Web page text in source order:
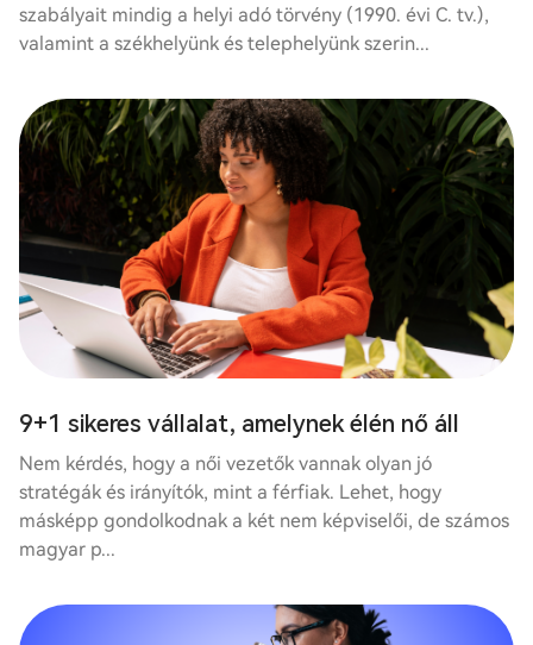
szabályait mindig a helyi adó törvény (1990. évi C. tv.),
valamint a székhelyünk és telephelyünk szerin...
9+1 sikeres vállalat, amelynek élén nő áll
Nem kérdés, hogy a női vezetők vannak olyan jó
stratégák és irányítók, mint a férfiak. Lehet, hogy
másképp gondolkodnak a két nem képviselői, de számos
magyar p...